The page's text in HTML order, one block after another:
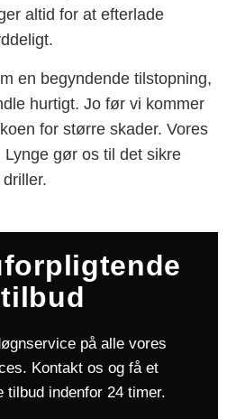
altid for at efterlade
en begyndende tilstopning,
hurtigt. Jo før vi kommer
for større skader. Vores
gør os til det sikre
tilbud
på alle vores
Kontakt os og få et
tilbud indenfor 24 timer.